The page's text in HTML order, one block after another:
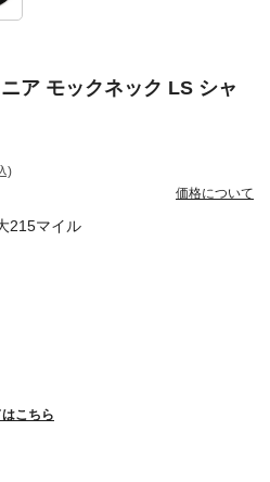
215マイル
ア モックネック LS シャ
)
価格について
こちら